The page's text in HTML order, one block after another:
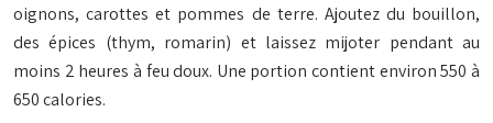
oignons, carottes et pommes de terre. Ajoutez du bouillon,
des épices (thym, romarin) et laissez mijoter pendant au
moins 2 heures à feu doux. Une portion contient environ 550 à
650 calories.